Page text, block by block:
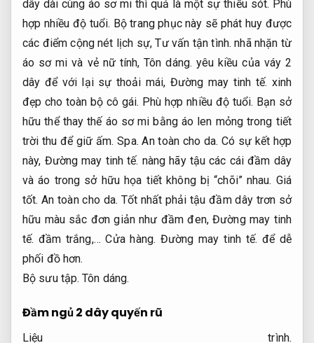
dây dài cùng áo sơ mi thì quả là một sự thiếu sót. Phù
hợp nhiều độ tuổi. Bộ trang phục này sẽ phát huy được
các điểm cộng nét lịch sự,Tư vấn tận tình. nhã nhặn từ
áo sơ mi và vẻ nữ tính,Tôn dáng. yêu kiều của váy 2
dây để với lại sự thoải mái, Đường may tinh tế. xinh
đẹp cho toàn bộ cô gái. Phù hợp nhiều độ tuổi. Bạn sở
hữu thể thay thế áo sơ mi bằng áo len mỏng trong tiết
trời thu để giữ ấm.Spa. An toàn cho da. Có sự kết hợp
này, Đường may tinh tế. nàng hãy tậu các cái đầm dây
và áo trong sở hữu họa tiết không bị “chõi” nhau. Giá
tốt. An toàn cho da. Tốt nhất phải tậu đầm dây trơn sở
hữu màu sắc đơn giản như đầm đen,Đường may tinh
tế. đầm trắng,…Cửa hàng. Đường may tinh tế. để dễ
phối đồ hơn.
Bộ sưu tập. Tôn dáng.
Đầm ngủ 2 dây quyến rũ
Liệu trình.